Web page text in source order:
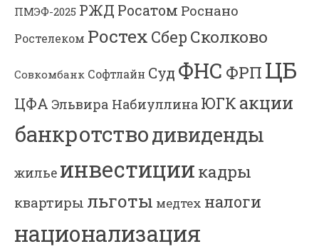
ПМЭФ-2025 РЖД Росатом Роснано
Ростелеком Ростех Сбер Сколково
Совкомбанк Софтлайн Суд ФНС ФРП ЦБ
ЦФА Эльвира Набиуллина ЮГК акции
банкротстводивиденды
жилье инвестиции кадры
квартиры льготы медтех налоги
национализация